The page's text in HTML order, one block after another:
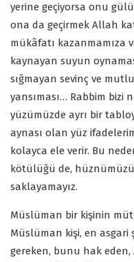
yerine geçiyorsa onu
ona da geçirmek Allah
mükâfatı kazanmamıza
kaynayan suyun
sığmayan sevinç ve
yansıması… Rabbim bizi
yüzümüzde ayrı bir
aynası olan yüz
kolayca ele verir. Bu
kötülüğü de, hüznümüzü
saklayamayız.
Müslüman bir kişinin
Müslüman kişi, en asgari
gereken, bunu hak eden,